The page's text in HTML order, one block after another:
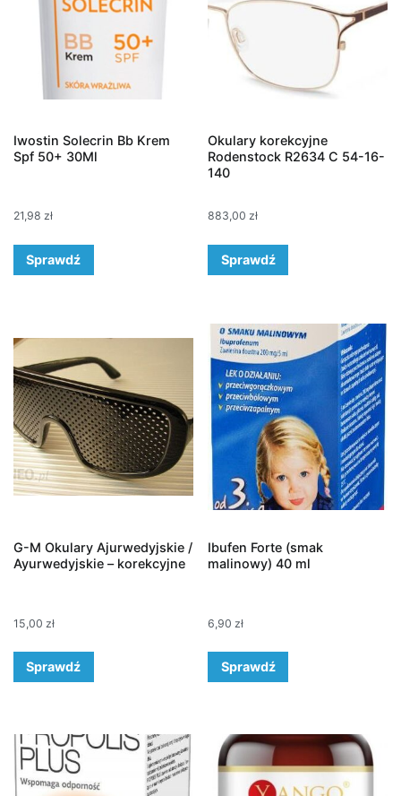
Iwostin Solecrin Bb Krem
Spf 50+ 30Ml
21,98 zł
Sprawdź
Okulary korekcyjne
Rodenstock R2634 C 54-16-
140
883,00zł
Sprawdź
G-M Okulary Ajurwedyjskie /
Ayurwedyjskie – korekcyjne
15,00 zł
Sprawdź
Ibufen Forte (smak
malinowy) 40 ml
6,90 zł
Sprawdź